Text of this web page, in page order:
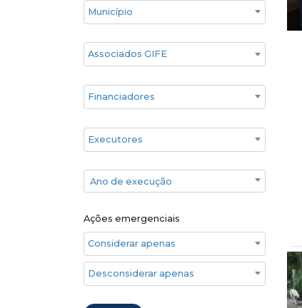
Cidade
Associados GIFE
Financiadores
Executores
Ano de execução
Ano de execução
Ações emergenciais
Considerar apenas ações emergenciais
Desconsiderar apenas ações emergenciais